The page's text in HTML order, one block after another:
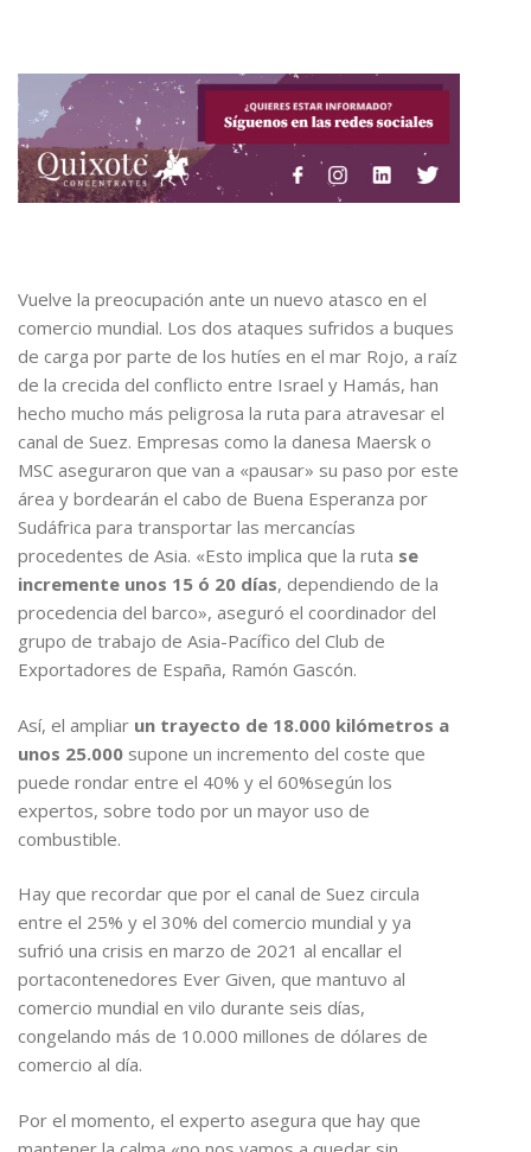
Vuelve la preocupación ante un nuevo atasco en el
comercio mundial. Los dos ataques sufridos a buques
de carga por parte de los hutíes en el mar Rojo, a raíz
de la crecida del conflicto entre Israel y Hamás, han
hecho mucho más peligrosa la ruta para atravesar el
canal de Suez. Empresas como la danesa Maersk o
MSC aseguraron que van a «pausar» su paso por este
área y bordearán el cabo de Buena Esperanza por
Sudáfrica para transportar las mercancías
procedentes de Asia. «Esto implica que la ruta se
incremente unos 15 ó 20 días, dependiendo de la
procedencia del barco», aseguró el coordinador del
grupo de trabajo de Asia-Pacífico del Club de
Exportadores de España, Ramón Gascón.
Así, el ampliar un trayecto de 18.000 kilómetros a
unos 25.000 supone un incremento del coste que
puede rondar entre el 40% y el 60%según los
expertos, sobre todo por un mayor uso de
combustible.
Hay que recordar que por el canal de Suez circula
entre el 25% y el 30% del comercio mundial y ya
sufrió una crisis en marzo de 2021 al encallar el
portacontenedores Ever Given, que mantuvo al
comercio mundial en vilo durante seis días,
congelando más de 10.000 millones de dólares de
comercio al día.
Por el momento, el experto asegura que hay que